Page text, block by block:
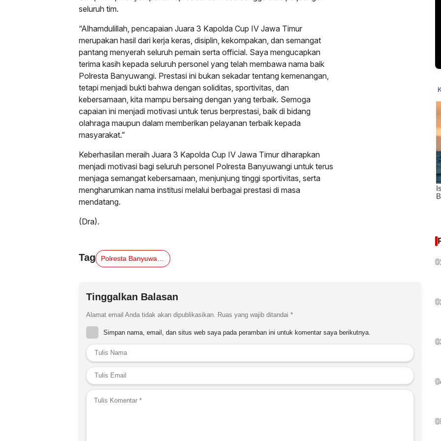
seluruh tim.
“Alhamdulillah, pencapaian Juara 3 Kapolda Cup IV Jawa Timur
merupakan hasil dari kerja keras, disiplin, kekompakan, dan semangat
pantang menyerah seluruh pemain serta official. Saya mengucapkan
terima kasih kepada seluruh personel yang telah membawa nama baik
Polresta Banyuwangi. Prestasi ini bukan sekadar tentang kemenangan,
tetapi menjadi bukti bahwa dengan soliditas, sportivitas, dan
kebersamaan, kita mampu bersaing dengan yang terbaik. Semoga
capaian ini menjadi motivasi untuk terus berprestasi, baik di bidang
olahraga maupun dalam memberikan pelayanan terbaik kepada
masyarakat.”
Keberhasilan meraih Juara 3 Kapolda Cup IV Jawa Timur diharapkan
menjadi motivasi bagi seluruh personel Polresta Banyuwangi untuk terus
menjaga semangat kebersamaan, menjunjung tinggi sportivitas, serta
mengharumkan nama institusi melalui berbagai prestasi di masa
mendatang.
(Dra).
Tag
Tinggalkan Balasan
Alamat email Anda tidak akan dipublikasikan. Ruas yang wajib ditandai *
Simpan nama, email, dan situs web saya pada peramban ini untuk komentar saya berikutnya.